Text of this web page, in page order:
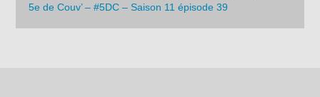
5e de Couv’ – #5DC – Saison 11 épisode 39